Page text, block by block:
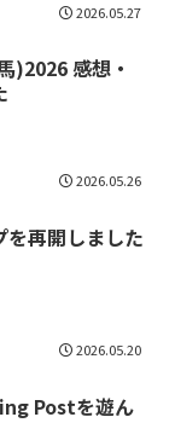
2026.05.27
)2026 感想・
2026.05.26
を再開しました
2026.05.20
Postを遊ん